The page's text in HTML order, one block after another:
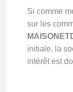
Si comme
sur les
initiale, la
intérêt est